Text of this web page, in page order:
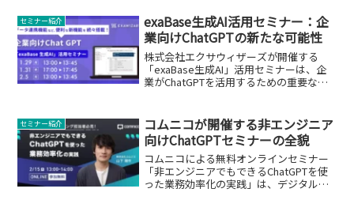
セミナー紹介
exaBase生成AI活用セミナー：企
業向けChatGPTの新たな可能性
株式会社エクサウィザーズが開催する
「exaBase生成AI」活用セミナーは、企
業がChatGPTを活用するための重要な機
セミナー紹介
コムニコが開催する非エンジニア
向けChatGPTセミナーの全貌
コムニコによる無料オンラインセミナー
「非エンジニアでもできるChatGPTを使
った業務効率化の実践」は、デジタルマ